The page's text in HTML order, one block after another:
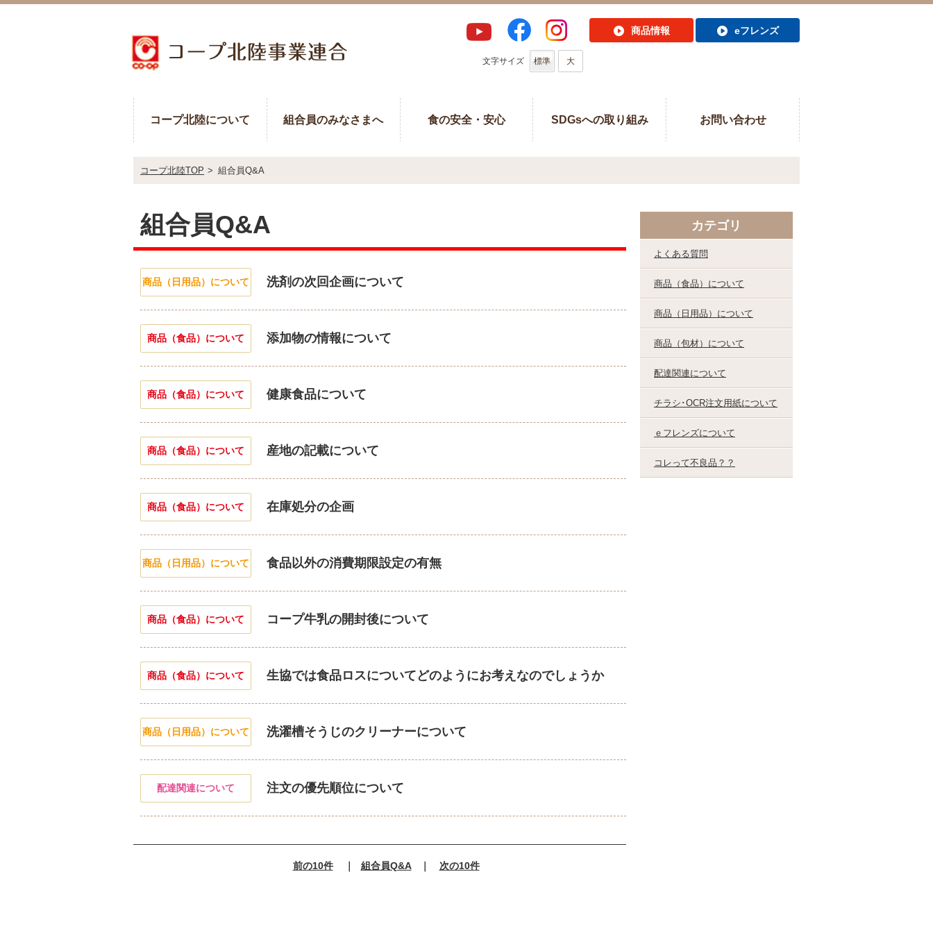
商品情報 eフレンズ
文字サイズ 標準 大
コープ北陸について 組合員のみなさまへ 食の安全・安心 SDGsへの取り組み お問い合わせ
コープ北陸TOP > 組合員Q&A
組合員Q&A
商品（日用品）について 洗剤の次回企画について
商品（食品）について 添加物の情報について
商品（食品）について 健康食品について
商品（食品）について 産地の記載について
商品（食品）について 在庫処分の企画
商品（日用品）について 食品以外の消費期限設定の有無
商品（食品）について コープ牛乳の開封後について
商品（食品）について 生協では食品ロスについてどのようにお考えなのでしょうか
商品（日用品）について 洗濯槽そうじのクリーナーについて
配達関連について 注文の優先順位について
前の10件 組合員Q&A 次の10件
カテゴリ
よくある質問
商品（食品）について
商品（日用品）について
商品（包材）について
配達関連について
チラシ･OCR注文用紙について
ｅフレンズについて
コレって不良品？？